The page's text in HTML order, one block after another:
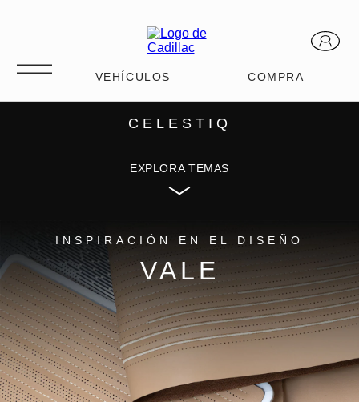
CELESTIQ
CARACTERÍSTICAS
AURORA
MIST
VALE
EXPLORA TEMAS
INSPIRACIÓN EN EL DISEÑO
VALE